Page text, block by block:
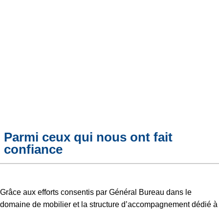
Parmi ceux qui nous ont fait
confiance
Grâce aux efforts consentis par Général Bureau dans le
domaine de mobilier et la structure d’accompagnement dédié à